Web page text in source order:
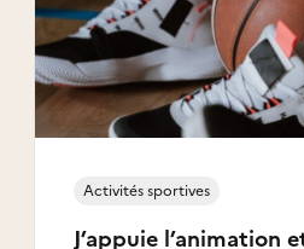
J’appuie l’animation
Activités sportives